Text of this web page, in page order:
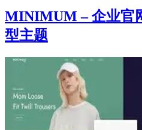
MINIMUM – 企业官
型主题